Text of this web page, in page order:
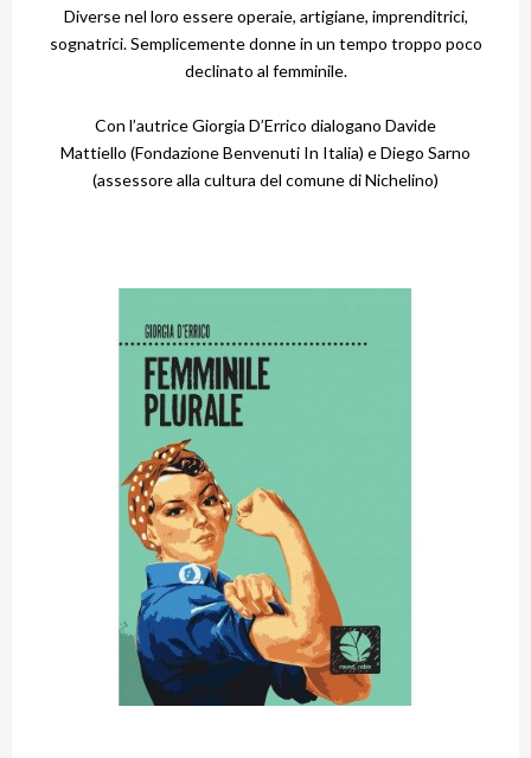
Diverse nel loro essere operaie, artigiane, imprenditrici,
sognatrici. Semplicemente donne in un tempo troppo poco
declinato al femminile.
Con l’autriceGiorgia D’Errico dialogano Davide
Mattiello (Fondazione Benvenuti In Italia) eDiego Sarno
(assessore alla cultura del comune di Nichelino)